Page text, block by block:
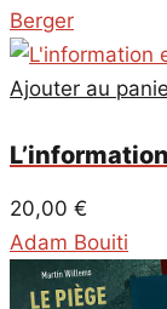
Berger
Ajouter au
20,00 €
Adam Bouiti